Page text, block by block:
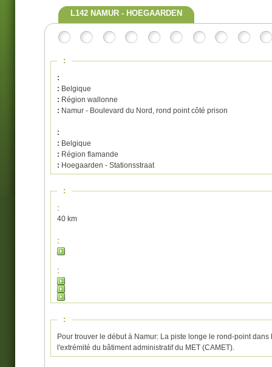
L142 NAMUR - HOEGAARDEN
:
:
: Belgique
: Région wallonne
: Namur - Boulevard du Nord, rond point côté prison
:
: Belgique
: Région flamande
: Hoegaarden - Stationsstraat
:
:
40 km
:
:
:
Pour trouver le début à Namur: La piste longe le rond-point
l'extrémité du bâtiment administratif du MET (CAMET).